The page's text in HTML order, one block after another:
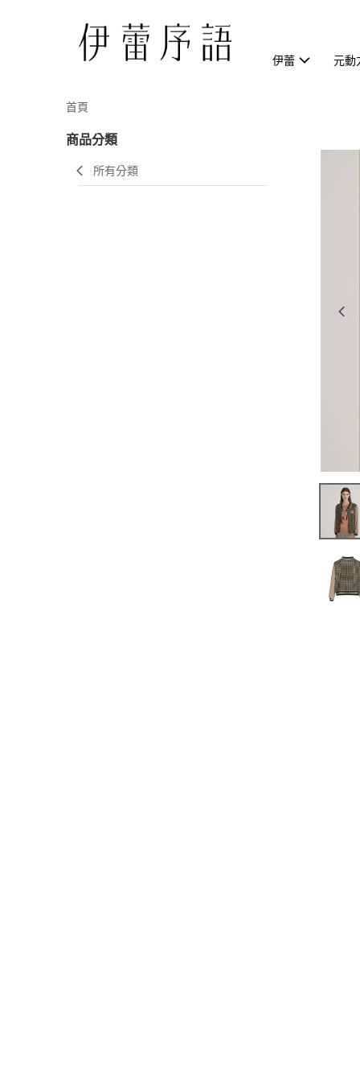
伊蕾 元動
首頁
商品分類
所有分類